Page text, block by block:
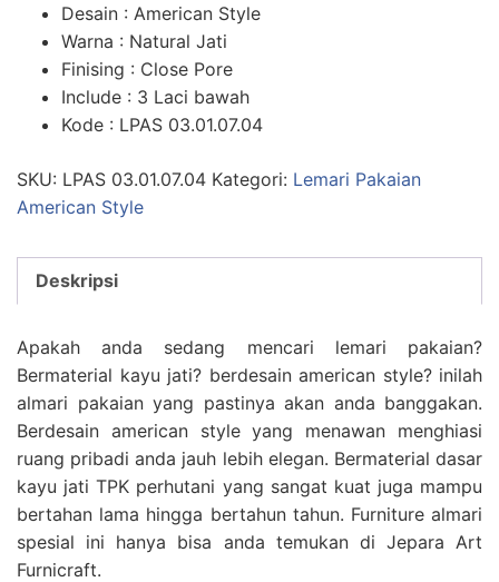
Desain : American Style
Warna : Natural Jati
Finising : Close Pore
Include : 3 Laci bawah
Kode : LPAS 03.01.07.04
SKU: LPAS 03.01.07.04 Kategori: Lemari Pakaian
American Style
Deskripsi
Apakah anda sedang mencari lemari pakaian?
Bermaterial kayu jati? berdesain american style? inilah
almari pakaian yang pastinya akan anda banggakan.
Berdesain american style yang menawan menghiasi
ruang pribadi anda jauh lebih elegan. Bermaterial dasar
kayu jati TPK perhutani yang sangat kuat juga mampu
bertahan lama hingga bertahun tahun. Furniture almari
spesial ini hanya bisa anda temukan di Jepara Art
Furnicraft.